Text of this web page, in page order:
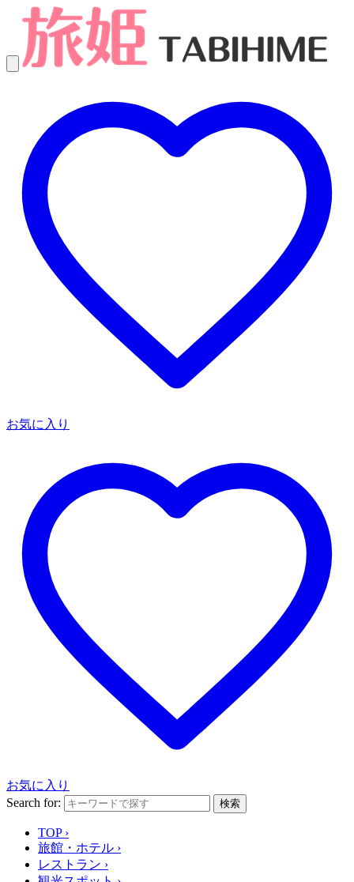
お気に入り
お気に入り
Search for:
検索
TOP ›
旅館・ホテル ›
レストラン ›